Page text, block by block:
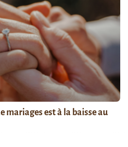
mariages est à la baisse au